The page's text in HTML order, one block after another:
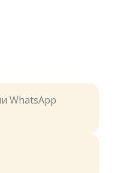
WhatsApp